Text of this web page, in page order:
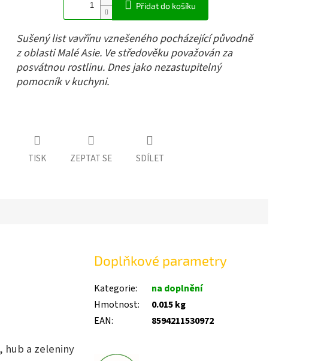
Přidat do košíku
Sušený list vavřínu vznešeného pocházející původně
z oblasti Malé Asie. Ve středověku považován za
posvátnou rostlinu. Dnes jako nezastupitelný
pomocník v kuchyni.
TISK ZEPTAT SE SDÍLET
hub a zeleniny
Doplňkové parametry
Kategorie:
na doplnění
Hmotnost:
0.015 kg
EAN: 8594211530972